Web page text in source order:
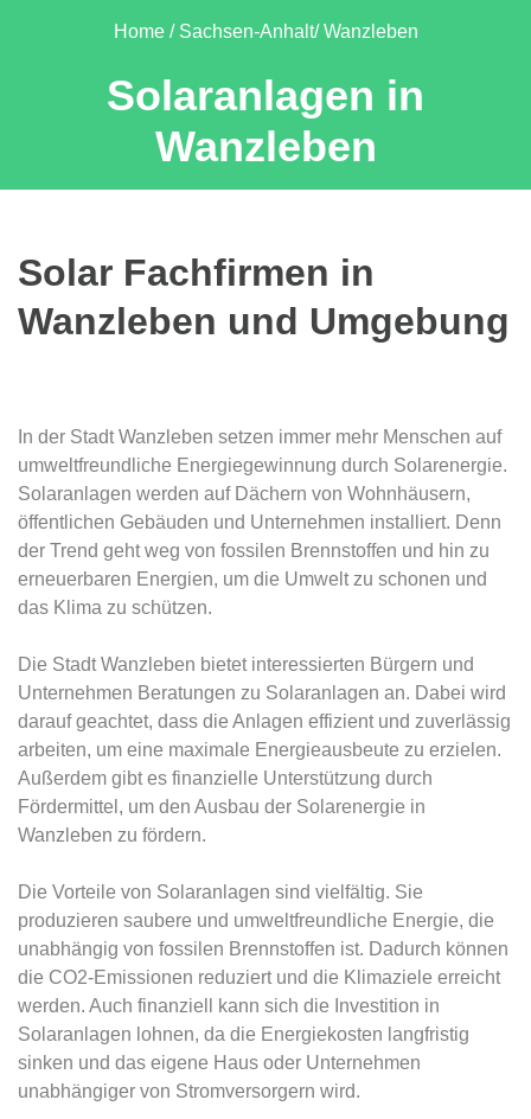
Home Sachsen-Anhalt Wanzleben
Solaranlagen in
Wanzleben
Solar Fachfirmen in
Wanzleben und Umgebung
In der Stadt Wanzleben setzen immer mehr Menschen auf
umweltfreundliche Energiegewinnung durch Solarenergie.
Solaranlagen werden auf Dächern von Wohnhäusern,
öffentlichen Gebäuden und Unternehmen installiert. Denn
der Trend geht weg von fossilen Brennstoffen und hin zu
erneuerbaren Energien, um die Umwelt zu schonen und
das Klima zu schützen.
Die Stadt Wanzleben bietet interessierten Bürgern und
Unternehmen Beratungen zu Solaranlagen an. Dabei wird
darauf geachtet, dass die Anlagen effizient und zuverlässig
arbeiten, um eine maximale Energieausbeute zu erzielen.
Außerdem gibt es finanzielle Unterstützung durch
Fördermittel, um den Ausbau der Solarenergie in
Wanzleben zu fördern.
Die Vorteile von Solaranlagen sind vielfältig. Sie
produzieren saubere und umweltfreundliche Energie, die
unabhängig von fossilen Brennstoffen ist. Dadurch können
die CO2-Emissionen reduziert und die Klimaziele erreicht
werden. Auch finanziell kann sich die Investition in
Solaranlagen lohnen, da die Energiekosten langfristig
sinken und das eigene Haus oder Unternehmen
unabhängiger von Stromversorgern wird.